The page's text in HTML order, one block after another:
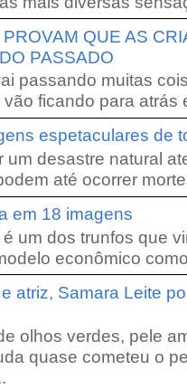
QUE AS
PASSADO
passando muitas
ficando para atrás
espetaculares de
um desastre natural
até ocorrer
em 18 imagens
um dos trunfos que
econômico
atriz, Samara Leite
olhos verdes, pele
quase cometeu o